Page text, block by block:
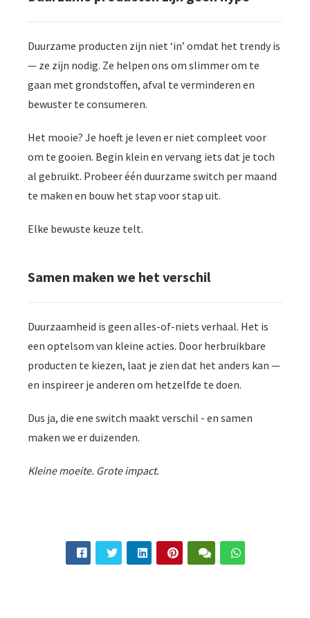
Duurzame producten zijn niet ‘in’ omdat het trendy is
— ze zijn nodig. Ze helpen ons om slimmer om te
gaan met grondstoffen, afval te verminderen en
bewuster te consumeren.
Het mooie? Je hoeft je leven er niet compleet voor
om te gooien. Begin klein en vervang iets dat je toch
al gebruikt. Probeer één duurzame switch per maand
te maken en bouw het stap voor stap uit.
Elke bewuste keuze telt.
Samen maken we het verschil
Duurzaamheid is geen alles-of-niets verhaal. Het is
een optelsom van kleine acties. Door herbruikbare
producten te kiezen, laat je zien dat het anders kan —
en inspireer je anderen om hetzelfde te doen.
Dus ja, die ene switch maakt verschil - en samen
maken we er duizenden.
Kleine moeite. Grote impact.